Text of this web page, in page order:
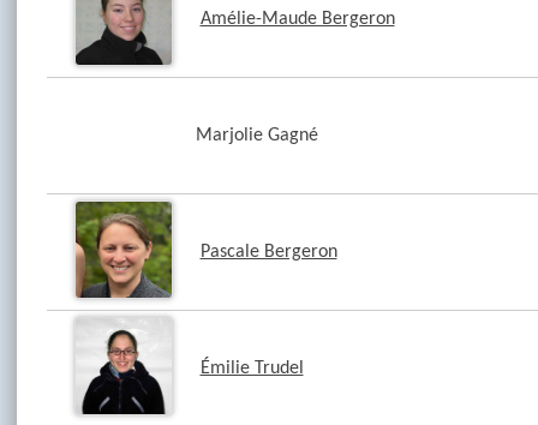
Amélie-Maude Bergeron
Marjolie Gagné
Pascale Bergeron
Émilie Trudel